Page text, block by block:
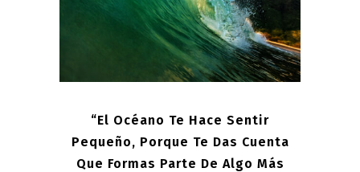
“El Océano Te Hace Sentir
Pequeño, Porque Te Das Cuenta
Que Formas Parte De Algo Más